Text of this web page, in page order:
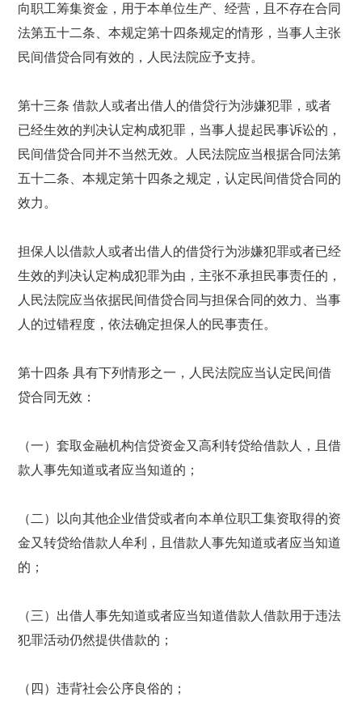
向职工筹集资金，用于本单位生产、经营，且不存在合同
法第五十二条、本规定第十四条规定的情形，当事人主张
民间借贷合同有效的，人民法院应予支持。
第十三条 借款人或者出借人的借贷行为涉嫌犯罪，或者
已经生效的判决认定构成犯罪，当事人提起民事诉讼的，
民间借贷合同并不当然无效。人民法院应当根据合同法第
五十二条、本规定第十四条之规定，认定民间借贷合同的
效力。
担保人以借款人或者出借人的借贷行为涉嫌犯罪或者已经
生效的判决认定构成犯罪为由，主张不承担民事责任的，
人民法院应当依据民间借贷合同与担保合同的效力、当事
人的过错程度，依法确定担保人的民事责任。
第十四条 具有下列情形之一，人民法院应当认定民间借
贷合同无效：
（一）套取金融机构信贷资金又高利转贷给借款人，且借
款人事先知道或者应当知道的；
（二）以向其他企业借贷或者向本单位职工集资取得的资
金又转贷给借款人牟利，且借款人事先知道或者应当知道
的；
（三）出借人事先知道或者应当知道借款人借款用于违法
犯罪活动仍然提供借款的；
（四）违背社会公序良俗的；